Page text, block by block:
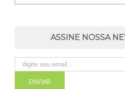
ASSINE NOSSA